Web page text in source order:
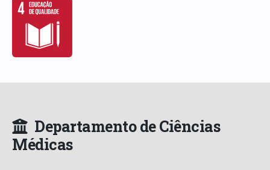
Departamento de Ciências
Médicas